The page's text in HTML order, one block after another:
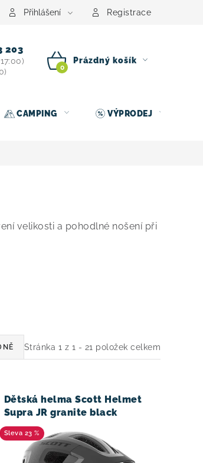
nosičů kol Kontakt
Přihlášení Registrace
203
NÁKUPNÍ
Prázdný košík
CAMPING VÝPRODEJ
velikosti a pohodlné nošení při
Stránka 1 z 1 - 21 položek celkem
Dětská helma Scott Helmet
Supra JR granite black
23 %